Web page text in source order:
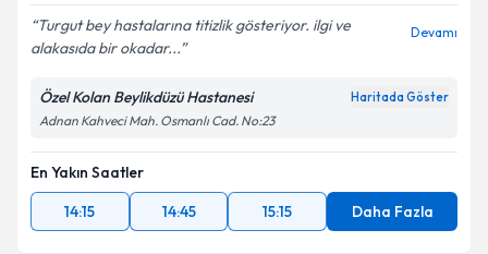
Turgut bey hastalarına titizlik gösteriyor. ilgi ve
alakasıda bir okadar...
Devamı
Özel Kolan Beylikdüzü Hastanesi Haritada Göster
Adnan Kahveci Mah. Osmanlı Cad. No:23
En Yakın Saatler
14:15
14:45 15:15 Daha Fazla